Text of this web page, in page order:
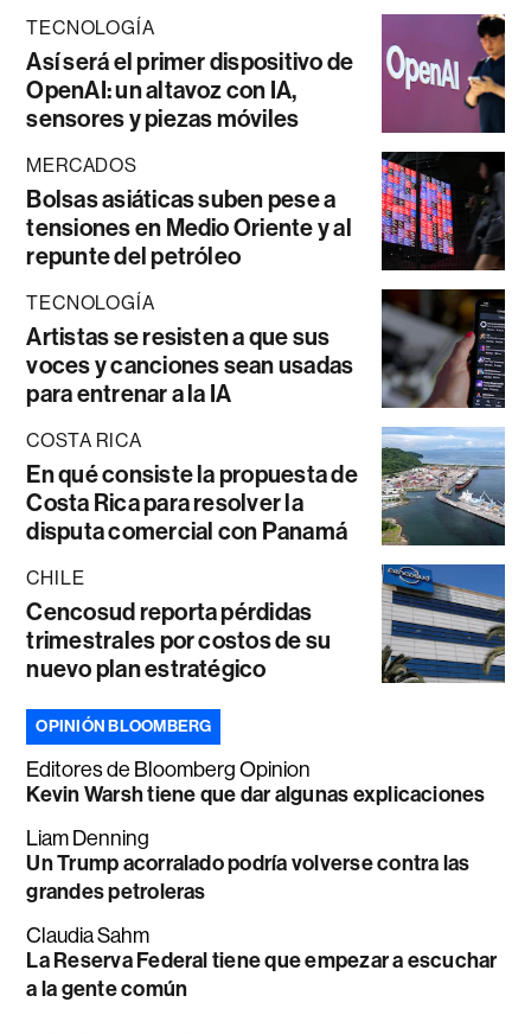
TECNOLOGÍA
Así será el primer dispositivo de
OpenAI: un altavoz con IA,
sensores y piezas móviles
MERCADOS
Bolsas asiáticas suben pese a
tensiones en Medio Oriente y al
repunte del petróleo
TECNOLOGÍA
Artistas se resisten a que sus
voces y canciones sean usadas
para entrenar a la IA
COSTA RICA
En qué consiste la propuesta de
Costa Rica para resolver la
disputa comercial con Panamá
CHILE
Cencosud reporta pérdidas
trimestrales por costos de su
nuevo plan estratégico
OPINIÓN BLOOMBERG
Editores de Bloomberg Opinion
Kevin Warsh tiene que dar algunas explicaciones
Liam Denning
Un Trump acorralado podría volverse contra las
grandes petroleras
Claudia Sahm
La Reserva Federal tiene que empezar a escuchar
a la gente común